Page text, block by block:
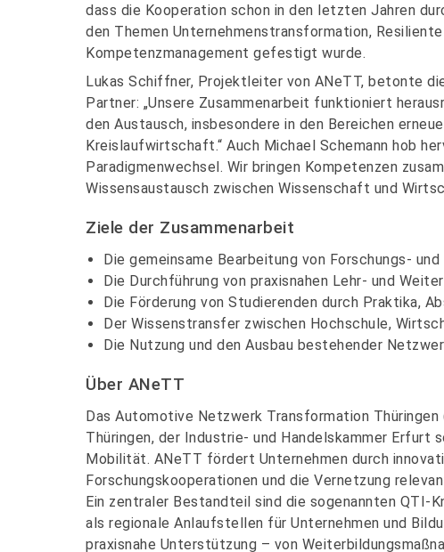
dass die Kooperation schon in den letzten Jahren
den Themen Unternehmenstransformation,
Kompetenzmanagement gefestigt wurde.
Lukas Schiffner, Projektleiter von ANeTT, betonte
Partner: „Unsere Zusammenarbeit funktioniert
den Austausch, insbesondere in den Bereichen
Kreislaufwirtschaft.“ Auch Michael Schemann hob
Paradigmenwechsel. Wir bringen Kompetenzen
Wissensaustausch zwischen Wissenschaft und
Ziele der Zusammenarbeit
Die gemeinsame Bearbeitung von Forschungs-
Die Durchführung von praxisnahen Lehr- und
Die Förderung von Studierenden durch Praktika,
Der Wissenstransfer zwischen Hochschule,
Die Nutzung und den Ausbau bestehender
Über ANeTT
Das Automotive Netzwerk Transformation
Thüringen, der Industrie- und Handelskammer Erfurt
Mobilität. ANeTT fördert Unternehmen durch
Forschungskooperationen und die Vernetzung
Ein zentraler Bestandteil sind die sogenannten QTI-
als regionale Anlaufstellen für Unternehmen und
praxisnahe Unterstützung – von